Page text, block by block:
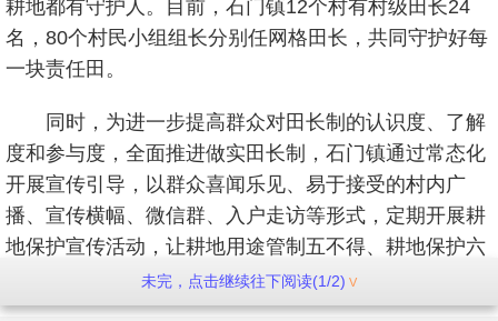
耕地都有守护人。目前，石门镇12个村有村级田长24
名，80个村民小组组长分别任网格田长，共同守护好每
一块责任田。
同时，为进一步提高群众对田长制的认识度、了解
度和参与度，全面推进做实田长制，石门镇通过常态化
开展宣传引导，以群众喜闻乐见、易于接受的村内广
播、宣传横幅、微信群、入户走访等形式，定期开展耕
地保护宣传活动，让耕地用途管制五不得、耕地保护六
个严禁入脑入心，让广大群众充分认识到保护耕地和基
本农田的重要性，共同营造人人关注耕地、人人珍惜耕
未完，点击继续往下阅读(1/2)